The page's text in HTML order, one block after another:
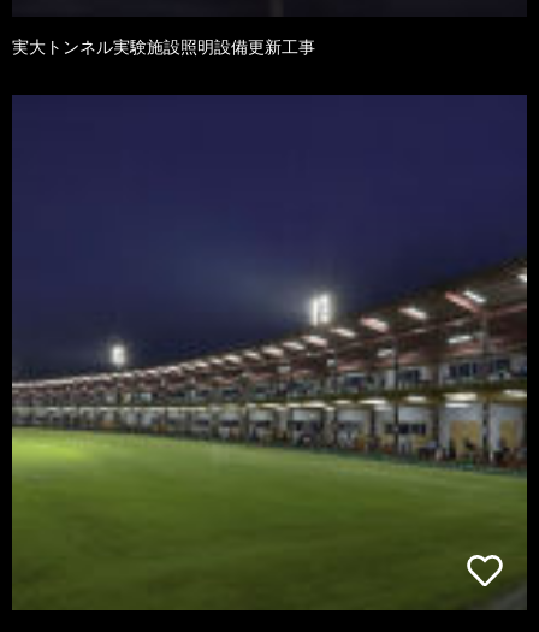
実大トンネル実験施設照明設備更新工事